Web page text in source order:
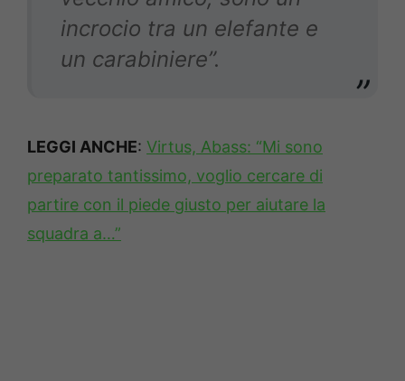
incrocio tra un elefante e
un carabiniere”.
LEGGI ANCHE: Virtus, Abass: “Mi sono
preparato tantissimo, voglio cercare di
partire con il piede giusto per aiutare la
squadra a…”